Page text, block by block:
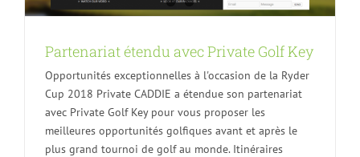
Partenariat étendu avec Private Golf Key
Opportunités exceptionnelles à l'occasion de la Ryder
Cup 2018 Private CADDIE a étendue son partenariat
avec Private Golf Key pour vous proposer les
meilleures opportunités golfiques avant et après le
plus grand tournoi de golf au monde. Itinéraires